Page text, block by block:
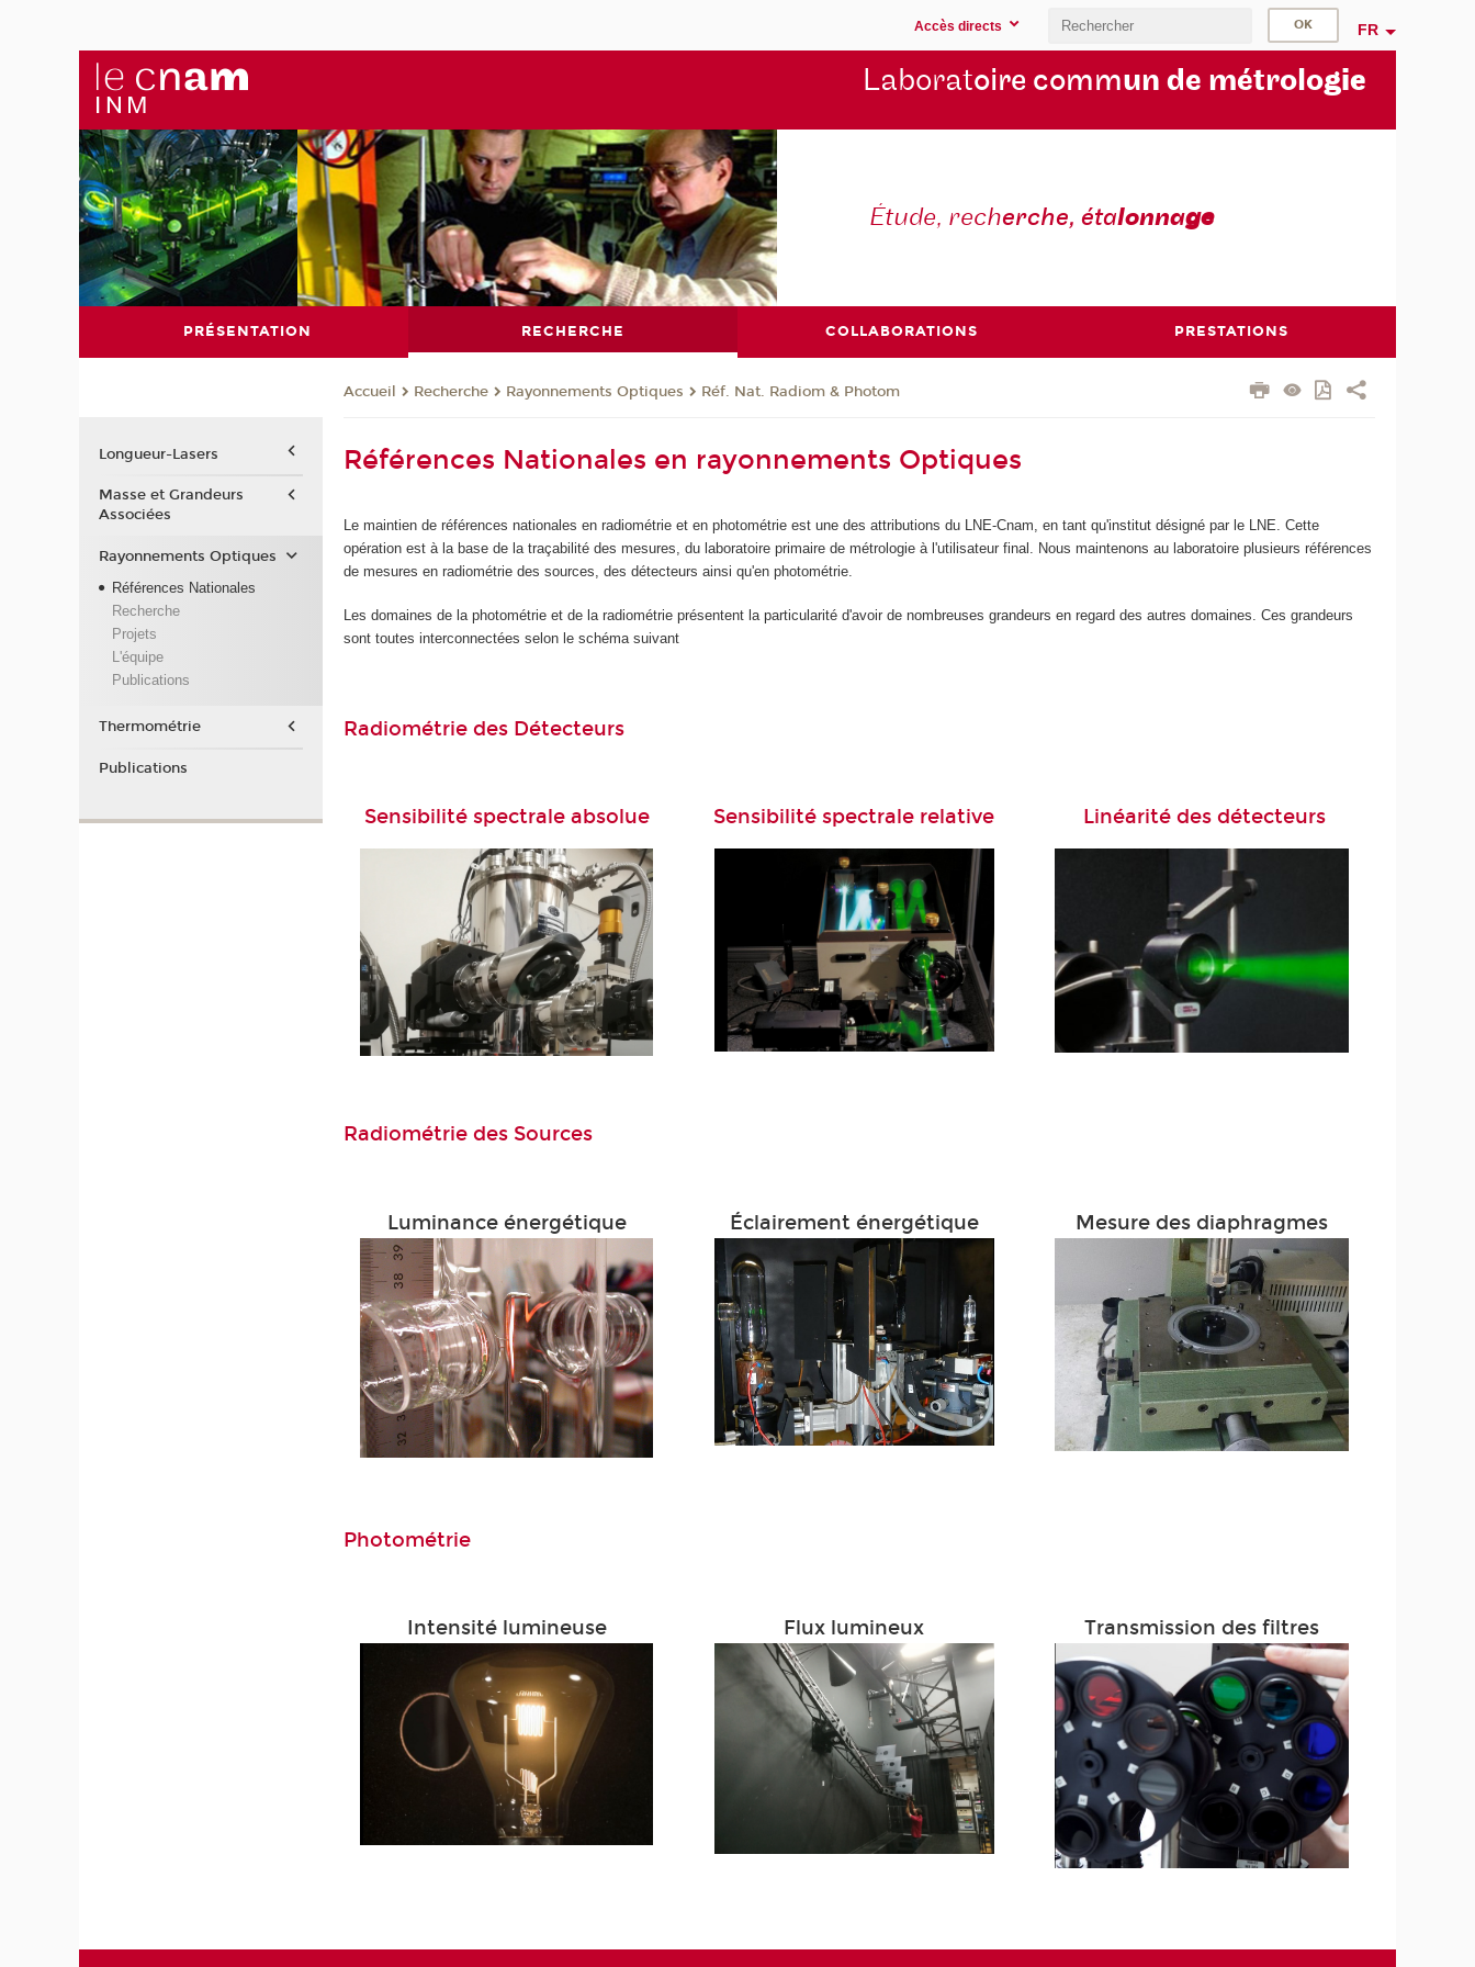
Accès directs FR
Laboratoire commun de métrologie
Étude, recherche, étalonnage
PRÉSENTATION RECHERCHE COLLABORATIONS PRESTATIONS
Accueil Recherche Rayonnements Optiques Réf. Nat. Radiom & Photom
Références Nationales en rayonnements Optiques
Le maintien de références nationales en radiométrie et en photométrie est une des attributions du LNE-Cnam, en tant qu'institut désigné par le LNE. Cette
opération est à la base de la traçabilité des mesures, du laboratoire primaire de métrologie à l'utilisateur final. Nous maintenons au laboratoire plusieurs références
de mesures en radiométrie des sources, des détecteurs ainsi qu'en photométrie.
Les domaines de la photométrie et de la radiométrie présentent la particularité d'avoir de nombreuses grandeurs en regard des autres domaines. Ces grandeurs
sont toutes interconnectées selon le schéma suivant
Radiométrie des Détecteurs
Sensibilité spectrale absolue Sensibilité spectrale relative Linéarité des détecteurs
Radiométrie des Sources
Luminance énergétique Éclairement énergétique Mesure des diaphragmes
Photométrie
Intensité lumineuse Flux lumineux Transmission des filtres
Longueur-Lasers
Masse et Grandeurs
Associées
Rayonnements Optiques
Références Nationales
Recherche
Projets
L'équipe
Publications
Thermométrie
Publications